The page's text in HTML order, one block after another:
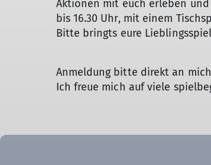
Aktionen mit euch erleben und
bis 16.30 Uhr, mit einem
Bitte bringts eure
Anmeldung bitte direkt an mich:
Ich freue mich auf viele